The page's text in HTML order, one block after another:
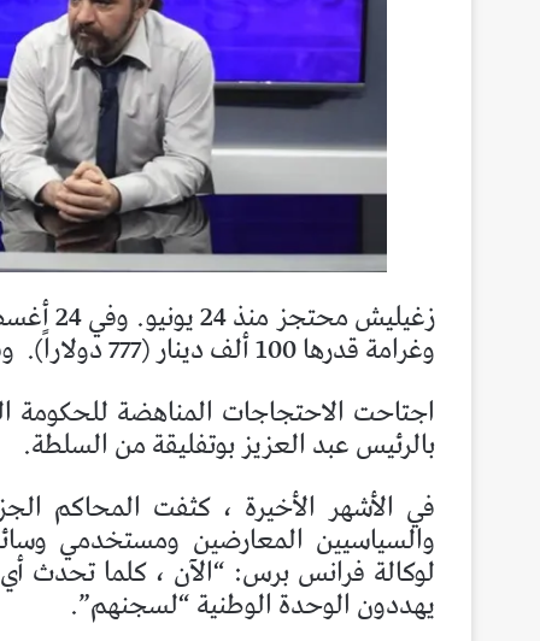
وغرامة قدرها 100 ألف دينار (777 دولاراً).
اجتاحت الاحتجاجات المناهضة للحكومة
بالرئيس عبد العزيز بوتفليقة من السلطة.
في الأشهر الأخيرة ، كثفت المحاكم
والسياسيين المعارضين ومستخدمي
لوكالة فرانس برس: “الآن ، كلما تحدث
يهددون الوحدة الوطنية “لسجنهم”.